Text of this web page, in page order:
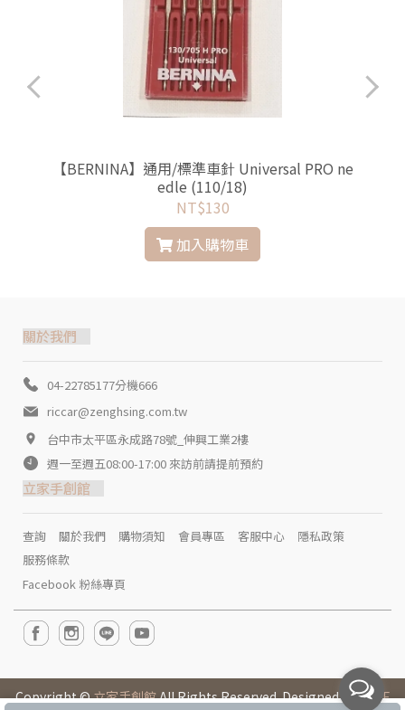
【BERNINA】通用/標準車針 Universal PRO ne
edle (110/18)
NT$130
加入購物車
關於我們
04-22785177分機666
riccar@zenghsing.com.tw
台中市太平區永成路78號_伸興工業2樓
週一至週五08:00-17:00 來訪前請提前預約
立家手創館
查詢 關於我們 購物須知 會員專區 客服中心
隱私政策
服務條款
Facebook 粉絲專頁
Copyright ©立家手創館All Rights Reserved. Designed byCYBE